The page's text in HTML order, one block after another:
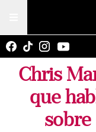
Chris
que